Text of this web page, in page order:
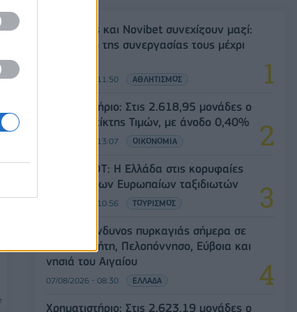
Ατρόμητος και Novibet συνεχίζουν μαζί:
Ανανέωση της συνεργασίας τους μέχρι
07/08/2026 - 11:50 ΑΘΛΗΤΙΣΜΟΣ
Χρηματιστήριο: Στις 2.618,95 μονάδες ο
Γενικός Δείκτης Τιμών, με άνοδο 0,40%
07/08/2026 - 13:07 ΟΙΚΟΝΟΜΙΑ
Έρευνα ΕΟΤ: Η Ελλάδα στις κορυφαίες
επιλογές των Ευρωπαίων ταξιδιωτών
07/08/2026 - 10:56 ΤΟΥΡΙΣΜΟΣ
Υψηλός κίνδυνος πυρκαγιάς σήμερα σε
Αττική, Κρήτη, Πελοπόννησο, Εύβοια και
νησιά του Αιγαίου
07/08/2026 - 08:30 ΕΛΛΑΔΑ
Χρηματιστήριο: Στις 2.623,19 μονάδες ο